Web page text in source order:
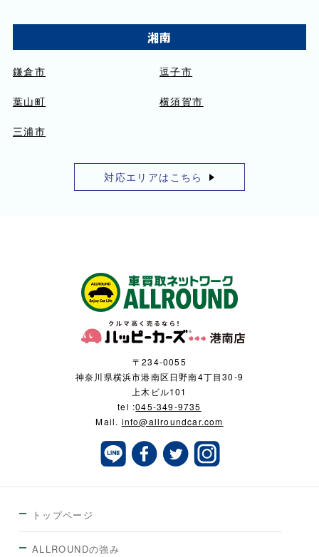
湘南
鎌倉市 逗子市
葉山町 横須賀市
三浦市
対応エリアはこちら
〒234-0055
神奈川県横浜市港南区日野南4丁目30-9
上木ビル101
tel :045-349-9735
Mail. info@allroundcar.com
トップページ
ALLROUNDの強み